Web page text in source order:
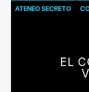
ATENEO SECRETO
EL